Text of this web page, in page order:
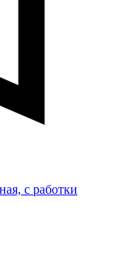
с работки